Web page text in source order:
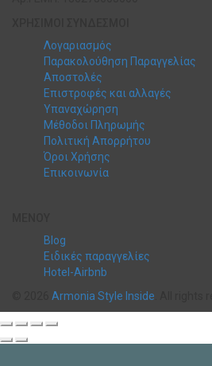
Λογαριασμός
Παρακολούθηση Παραγγελίας
Αποστολές
Επιστροφές και αλλαγές
Υπαναχώρηση
Μέθοδοι Πληρωμής
Πολιτική Απορρήτου
Όροι Χρήσης
Επικοινωνία
Blog
Ειδικές παραγγελίες
Hotel-Airbnb
Armonia Style Inside